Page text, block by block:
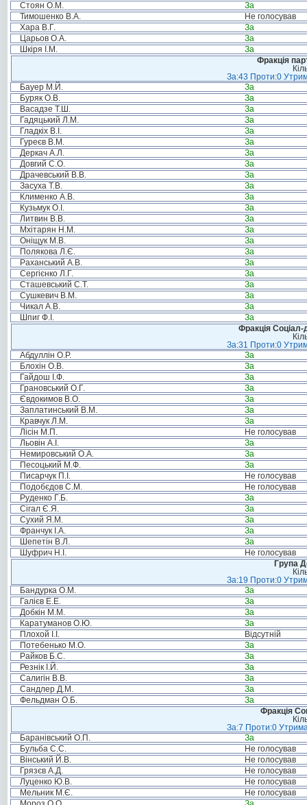
Стоян О.М.
За
Тимошенко В.А.
Не голосував
Хара В.Г.
За
Царьов О.А.
За
Шкіря І.М.
За
Фракція
За:43 Проти:0
Бауер М.Й.
За
Буряк О.В.
За
Васадзе Т.Ш.
За
Гадяцький Л.М.
За
Гладкіх В.І.
За
Гуреєв В.М.
За
Деркач А.Л.
За
Довгий С.О.
За
Драчевський В.В.
За
Засуха Т.В.
За
Клименко А.В.
За
Кузьмук О.І.
За
Литвин В.В.
За
Мхітарян Н.М.
За
Оніщук М.В.
За
Полякова Л.Є.
За
Раханський А.В.
За
Сергієнко Л.Г.
За
Сташевський С.Т.
За
Сушкевич В.М.
За
Чикал А.В.
За
Шпиг Ф.І.
За
Фракція Соціал-
За:31 Проти:0
Абдуллін О.Р.
За
Блохін О.В.
За
Гайдош І.Ф.
За
Грановський О.Г.
За
Євдокимов В.О.
За
Заплатинський В.М.
За
Кравчук Л.М.
За
Лісін М.П.
Не голосував
Льовін А.І.
За
Немировський О.А.
За
Песоцький М.Ф.
За
Писарчук П.І.
Не голосував
Подобєдов С.М.
Не голосував
Руденко Г.Б.
За
Сігал Є.Я.
За
Сухий Я.М.
За
Франчук І.А.
За
Шепетін В.Л.
За
Шуфрич Н.І.
Не голосував
Група
За:19 Проти:0
Бандурка О.М.
За
Галієв Е.Е.
За
Добкін М.М.
За
Каратуманов О.Ю.
За
Плохой І.І.
Відсутній
Потебенько М.О.
За
Райков Б.С.
За
Резнік І.Й.
За
Салигін В.В.
За
Сандлер Д.М.
За
Фельдман О.Б.
За
Фракція
За:7 Проти:0
Баранівський О.П.
За
Бульба С.С.
Не голосував
Вінський Й.В.
Не голосував
Грязєв А.Д.
Не голосував
Луценко Ю.В.
Не голосував
Мельник М.Є.
Не голосував